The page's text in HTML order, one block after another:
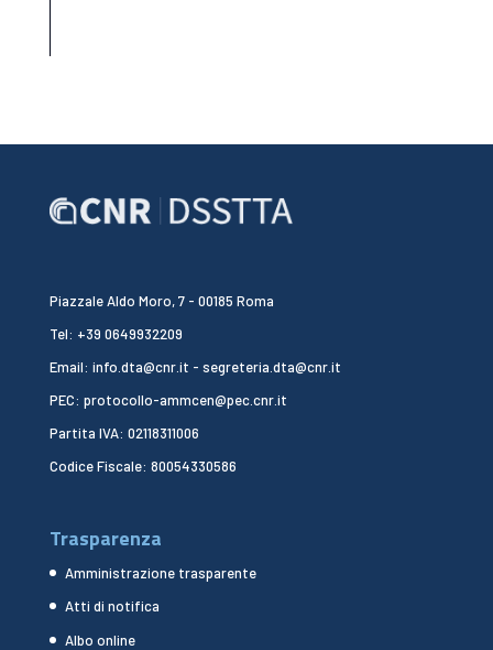
Piazzale Aldo Moro, 7 - 00185 Roma
Tel: +39 0649932209
Email: info.dta@cnr.it - segreteria.dta@cnr.it
PEC: protocollo-ammcen@pec.cnr.it
Partita IVA: 02118311006
Codice Fiscale: 80054330586
Trasparenza
Amministrazione trasparente
Atti di notifica
Albo online